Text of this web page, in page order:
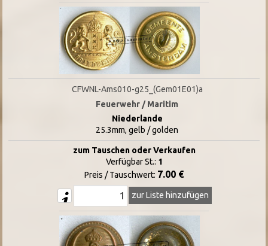
CFWNL-Ams010-g25_(Gem01E01)a
Feuerwehr / Maritim
Niederlande
25.3mm, gelb / golden
zum Tauschen oder Verkaufen
Verfügbar St.: 1
Preis / Tauschwert: 7.00 €
zur Liste hinzufügen